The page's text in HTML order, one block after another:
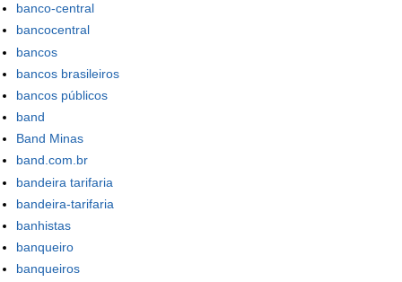
banco-central
bancocentral
bancos
bancos brasileiros
bancos públicos
band
Band Minas
band.com.br
bandeira tarifaria
bandeira-tarifaria
banhistas
banqueiro
banqueiros